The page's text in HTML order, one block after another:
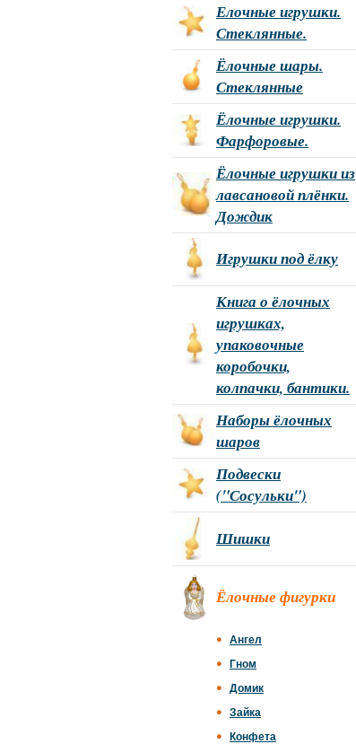
Елочные игрушки.
Стеклянные.
Ёлочные шары.
Стеклянные
Ёлочные игрушки.
Фарфоровые.
Ёлочные игрушки из
лавсановой плёнки.
Дождик
Игрушки под ёлку
Книга о ёлочных
игрушках,
упаковочные
коробочки,
колпачки, бантики.
Наборы ёлочных
шаров
Подвески
("Сосульки")
Шишки
Ёлочные фигурки
Ангел
Гном
Домик
Зайка
Конфета